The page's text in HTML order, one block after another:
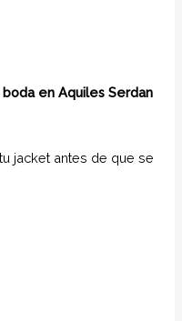
en Aquiles Serdan
jacket antes de que se